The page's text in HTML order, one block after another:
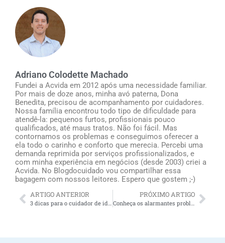
Adriano Colodette Machado
Fundei a Acvida em 2012 após uma necessidade familiar.
Por mais de doze anos, minha avó paterna, Dona
Benedita, precisou de acompanhamento por cuidadores.
Nossa família encontrou todo tipo de dificuldade para
atendê-la: pequenos furtos, profissionais pouco
qualificados, até maus tratos. Não foi fácil. Mas
contornamos os problemas e conseguimos oferecer a
ela todo o carinho e conforto que merecia. Percebi uma
demanda reprimida por serviços profissionalizados, e
com minha experiência em negócios (desde 2003) criei a
Acvida. No Blogdocuidado vou compartilhar essa
bagagem com nossos leitores. Espero que gostem ;-)
ARTIGO ANTERIOR
3 dicas para o cuidador de idoso se destacar em sua profissão
PRÓXIMO ARTIGO
Conheça os alarmantes problemas relacionados ao sedentarismo na terceira idade